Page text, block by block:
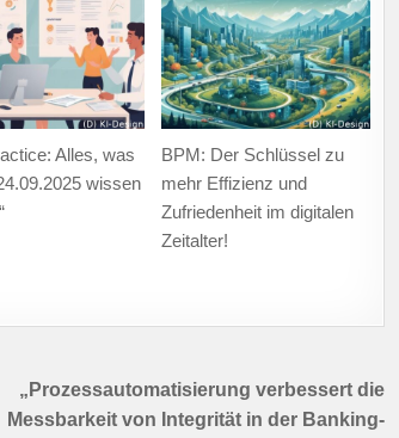
Alles, was
wissen
BPM: Der Schlüssel zu
mehr Effizienz und
Zufriedenheit im digitalen
Zeitalter!
„Prozessautomatisierung verbessert die
Messbarkeit von Integrität in der Banking-